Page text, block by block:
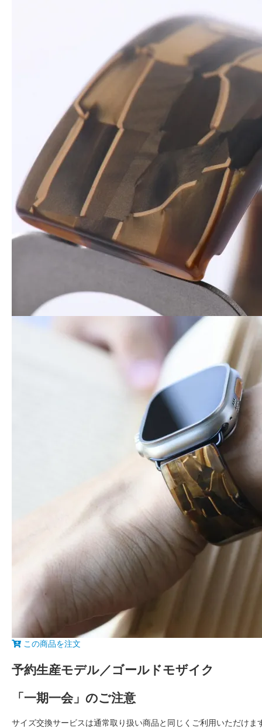
この商品を注文
予約生産モデル／ゴールドモザイク
「一期一会」のご注意
サイズ交換サービスは通常取り扱い商品と同じくご利用いただけ